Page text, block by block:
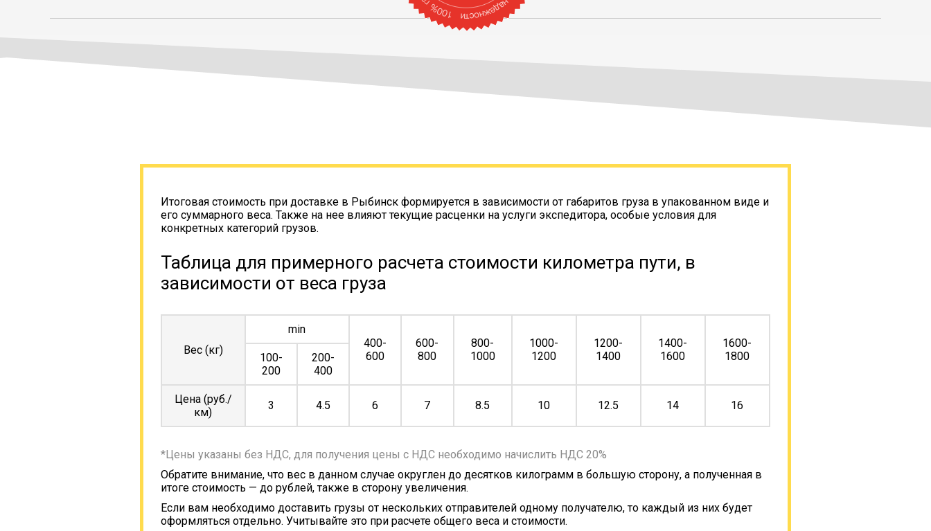
Итоговая стоимость при доставке в Рыбинск формируется в зависимости от габаритов груза в упакованном виде и
его суммарного веса. Также на нее влияют текущие расценки на услуги экспедитора, особые условия для
конкретных категорий грузов.
Таблица для примерного расчета стоимости километра пути, в
зависимости от веса груза
Вес (кг)
min
400-
600
600-
800
800-
1000
1000-
1200
1200-
1400
1400-
1600
1600-
1800
100-
200
200-
400
Цена (руб./
км)
3 4.5 6 7 8.5 10 12.5 14 16
*Цены указаны без НДС, для получения цены с НДС необходимо начислить НДС 20%
Обратите внимание, что вес в данном случае округлен до десятков килограмм в большую сторону, а полученная в
итоге стоимость — до рублей, также в сторону увеличения.
Если вам необходимо доставить грузы от нескольких отправителей одному получателю, то каждый из них будет
оформляться отдельно. Учитывайте это при расчете общего веса и стоимости.